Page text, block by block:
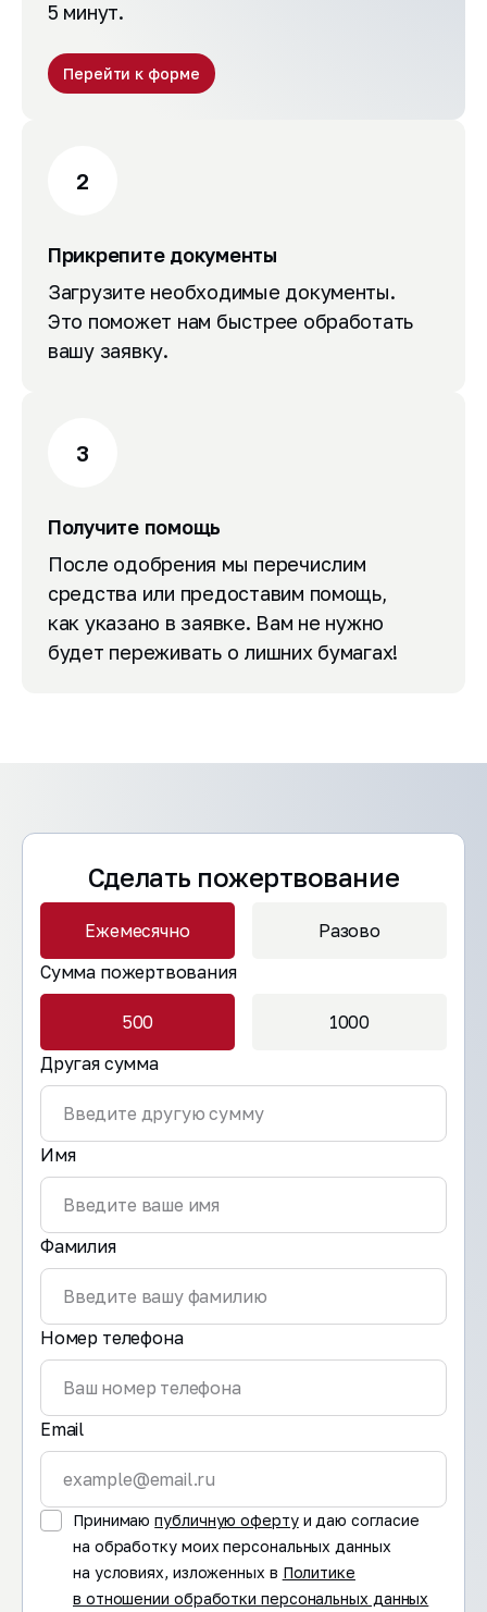
5 минут.
Перейти к форме
2
Прикрепите документы
Загрузите необходимые документы.
Это поможет нам быстрее обработать
вашу заявку.
3
Получите помощь
После одобрения мы перечислим
средства или предоставим помощь,
как указано в заявке. Вам не нужно
будет переживать о лишних бумагах!
Сделать пожертвование
Ежемесячно
Разово
Сумма пожертвования
500
1000
Другая сумма
Имя
Фамилия
Номер телефона
Email
Принимаюпубличную офертуи даю согласие
на обработку моих персональных данных
на условиях, изложенных в Политике
в отношении обработки персональных данных